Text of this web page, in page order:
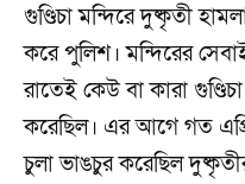
গুণ্ডিচা মন্দিরে দুষ্কৃতী
করে পুলিশ। মন্দিরের
রাতেই কেউ বা কারা
করেছিল। এর আগে গত
চুলা ভাঙচুর করেছিল